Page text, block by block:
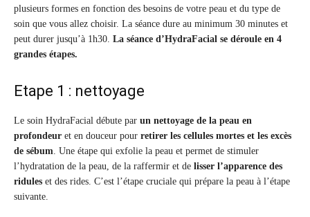
plusieurs formes en fonction des besoins de votre peau et du type de
soin que vous allez choisir. La séance dure au minimum 30 minutes et
peut durer jusqu’à 1h30. La séance d’HydraFacial se déroule en 4
grandes étapes.
Etape 1 : nettoyage
Le soin HydraFacial débute par un nettoyage de la peau en
profondeur et en douceur pour retirer les cellules mortes et les excès
de sébum. Une étape qui exfolie la peau et permet de stimuler
l’hydratation de la peau, de la raffermir et de lisser l’apparence des
ridules et des rides. C’est l’étape cruciale qui prépare la peau à l’étape
suivante.